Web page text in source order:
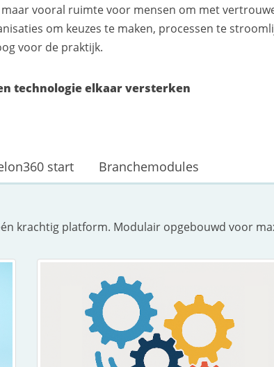
vooral ruimte voor mensen om met
om keuzes te maken, processen te
voor de praktijk.
technologie elkaar versterken
start Branchemodules
krachtig platform. Modulair opgebouwd voor